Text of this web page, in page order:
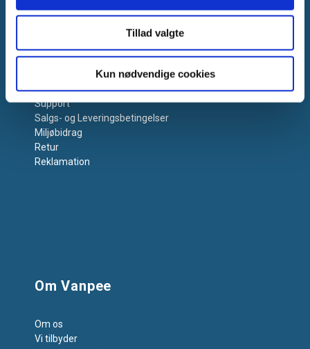
Tillad valgte
Kun nødvendige cookies
Få hjælp
Kontakt os
Support
Salgs- og Leveringsbetingelser
Miljøbidrag
Retur
Reklamation
Om Vanpee
Om os
Vi tilbyder